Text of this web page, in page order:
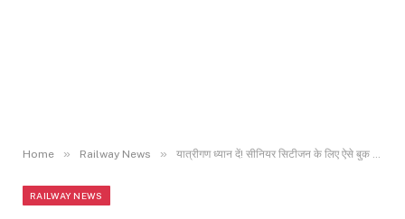
Home » Railway News » यात्रीगण ध्यान दें! सीनियर सिटीजन के लिए ऐसे बुक करें कंफर्म लोअर बर्थ, जानें- तरीका…
RAILWAY NEWS